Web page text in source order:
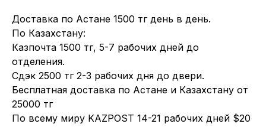
Доставка по Астане 1500 тг день в день.
По Казахстану:
Казпочта 1500 тг, 5-7 рабочих дней до
отделения.
Сдэк 2500 тг 2-3 рабочих дня до двери.
Бесплатная доставка по Астане и Казахстану от
25000 тг
По всему миру KAZPOST 14-21 рабочих дней $20